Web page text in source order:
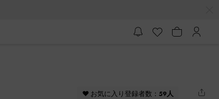
♥ お気に入り登録者数： 59人